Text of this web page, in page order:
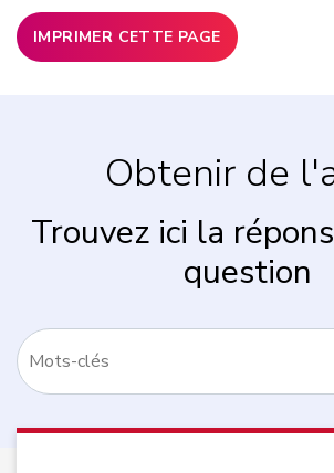
IMPRIMER CETTE PAGE
Obtenir de
Trouvez ici la
question